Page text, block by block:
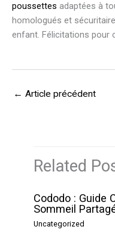
poussettes adaptées à
homologués et
enfant. Félicitations pour
← Article précédent
Related
Cododo : Guide
Sommeil
Uncategorized